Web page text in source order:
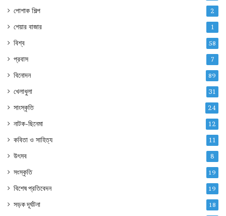
পোশাক শিল্প 2
শেয়ার বাজার 1
বিশ্ব 58
প্রবাস 7
বিনোদন 89
খেলাধুলা 31
সাংস্কৃতি 24
নাটক-ছিনেমা 12
কবিতা ও সাহিত্য 11
উৎসব 8
সংস্কৃতি 19
বিশেষ প্রতিবেদন 19
সড়ক দূর্ঘটনা 18